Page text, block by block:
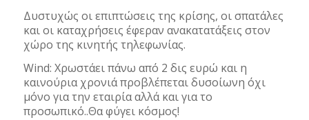
Δυστυχώς οι επιπτώσεις της κρίσης, οι σπατάλες
και οι καταχρήσεις έφεραν ανακατατάξεις στον
χώρο της κινητής τηλεφωνίας.
Wind: Χρωστάει πάνω από 2 δις ευρώ και η
καινούρια χρονιά προβλέπεται δυσοίωνη όχι
μόνο για την εταιρία αλλά και για το
προσωπικό..Θα φύγει κόσμος!